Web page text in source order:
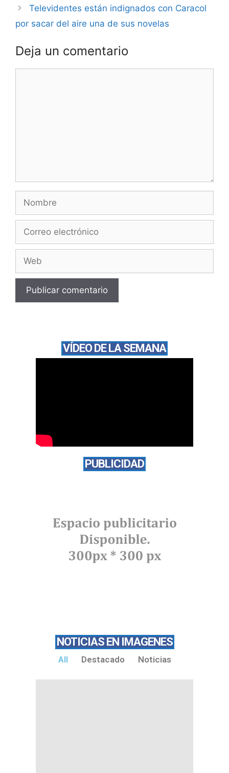
Televidentes están indignados con Caracol
por sacar del aire una de sus novelas
Deja un comentario
VÍDEO DE LA SEMANA
PUBLICIDAD
NOTICIAS EN IMAGENES
All Destacado Noticias